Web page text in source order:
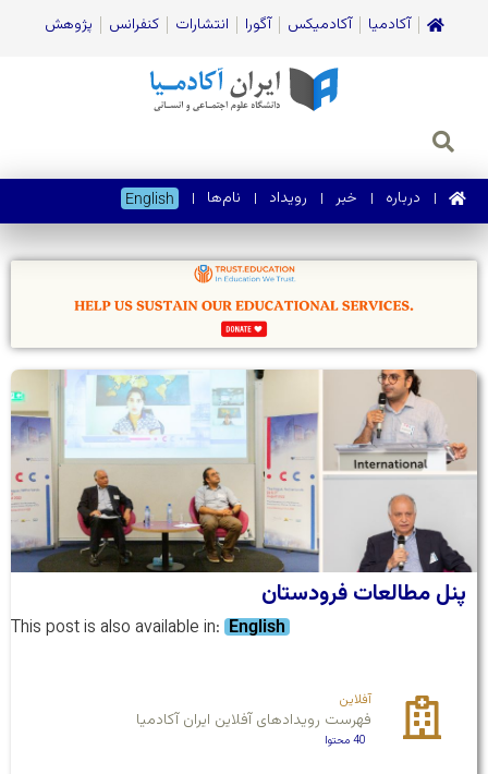
آکادمیا آکادمیکس آگورا انتشارات کنفرانس پژوهش
درباره خبر رویداد نام‌ها English
پنل مطالعات فرودستان
This post is also available in: English
آفلاین
فهرست رویدادهای آفلاین ایران آکادمیا
40 محتوا